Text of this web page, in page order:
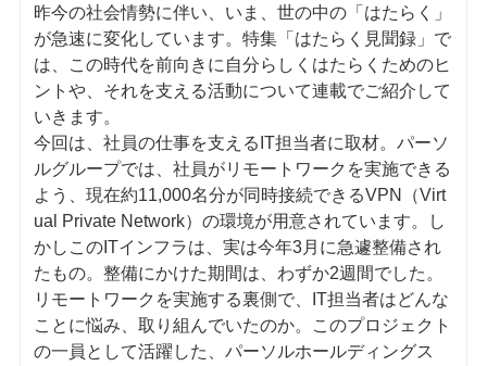
昨今の社会情勢に伴い、いま、世の中の「はたらく」
が急速に変化しています。特集「はたらく見聞録」で
は、この時代を前向きに自分らしくはたらくためのヒ
ントや、それを支える活動について連載でご紹介して
いきます。
今回は、社員の仕事を支えるIT担当者に取材。パーソ
ルグループでは、社員がリモートワークを実施できる
よう、現在約11,000名分が同時接続できるVPN（Virt
ual Private Network）の環境が用意されています。し
かしこのITインフラは、実は今年3月に急遽整備され
たもの。整備にかけた期間は、わずか2週間でした。
リモートワークを実施する裏側で、IT担当者はどんな
ことに悩み、取り組んでいたのか。このプロジェクト
の一員として活躍した、パーソルホールディングス